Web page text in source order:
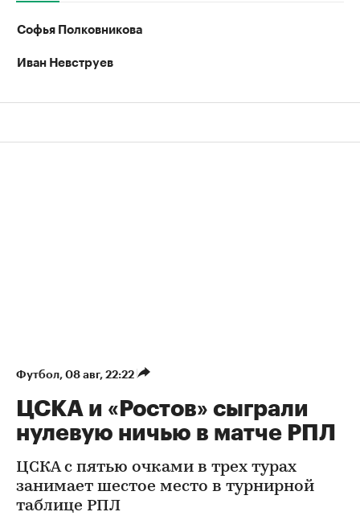
Софья Полковникова
Иван Невструев
Футбол⁠, 08 авг, 22:22
ЦСКА и «Ростов» сыграли
нулевую ничью в матче РПЛ
ЦСКА с пятью очками в трех турах
занимает шестое место в турнирной
таблице РПЛ